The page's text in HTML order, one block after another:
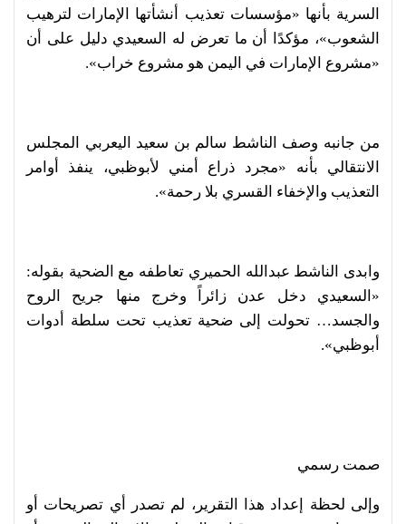
السرية بأنها «مؤسسات تعذيب أنشأتها الإمارات لترهيب
الشعوب»، مؤكدًا أن ما تعرض له السعيدي دليل على أن
«مشروع الإمارات في اليمن هو مشروع خراب».
من جانبه وصف الناشط سالم بن سعيد اليعربي المجلس
الانتقالي بأنه «مجرد ذراع أمني لأبوظبي، ينفذ أوامر
التعذيب والإخفاء القسري بلا رحمة».
وابدى الناشط عبدالله الحميري تعاطفه مع الضحية بقوله:
«السعيدي دخل عدن زائراً وخرج منها جريح الروح
والجسد… تحولت إلى ضحية تعذيب تحت سلطة أدوات
أبوظبي».
صمت رسمي
وإلى لحظة إعداد هذا التقرير، لم تصدر أي تصريحات أو